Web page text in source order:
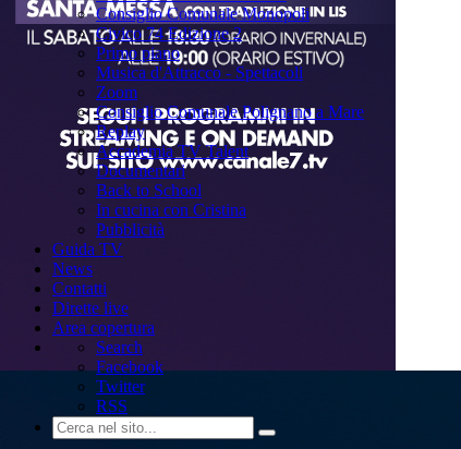
Consiglio Comunale Monopoli
Civico 74 Edizione 2
Primo piano
Musica d'Attracco - Spettacoli
Zoom
Consiglio Comunale Polignano a Mare
Replay
Accademia TV Talent
Documentari
Back to School
In cucina con Cristina
Pubblicità
Guida TV
News
Contatti
Dirette live
Area copertura
Search
Facebook
Twitter
RSS